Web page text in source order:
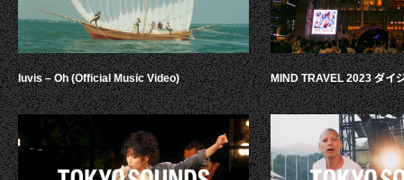
luvis – Oh (Official Music Video) MIND TRAVEL 2023 ダイ